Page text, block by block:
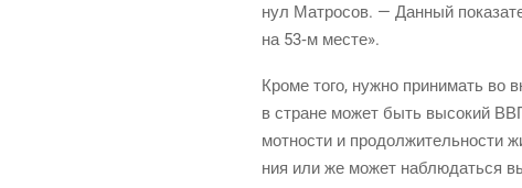
нул Мат­ро­сов. — Дан­ный
на 53‑м месте».
Кро­ме того, нуж­но при­ни­мать во
в стране может быть высо­кий
мот­но­сти и про­дол­жи­тель­но­сти
ния или же может наблю­дать­ся